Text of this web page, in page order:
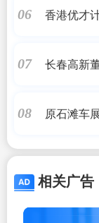
06
香港优才
07
长春高新
08
原石滩车
相关广告